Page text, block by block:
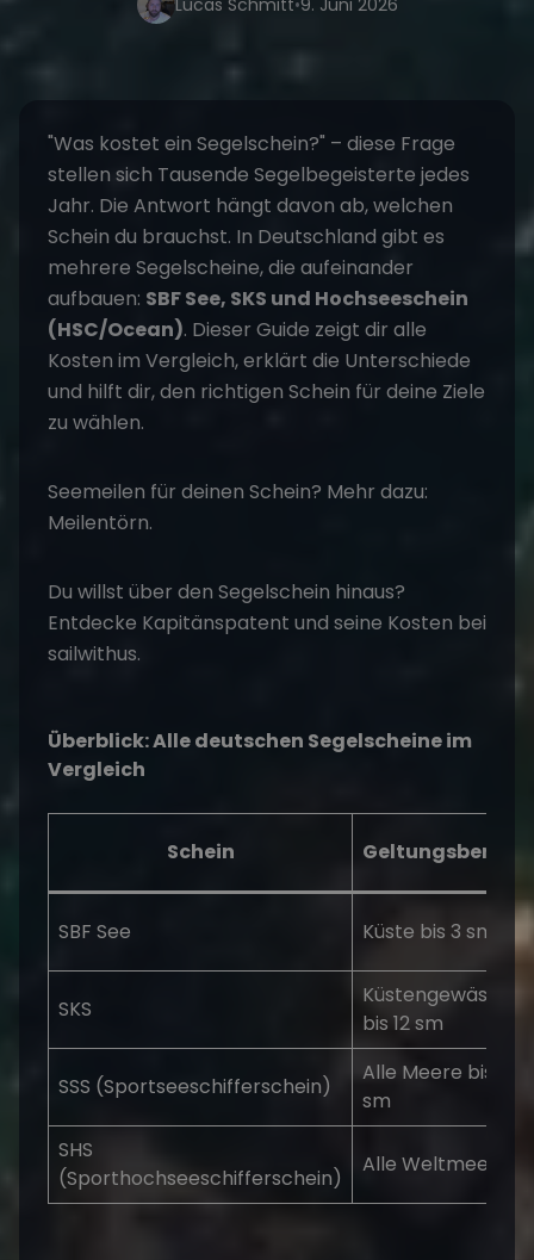
Lucas Schmitt•9. Juni 2026
"Was kostet ein Segelschein?" – diese Frage
stellen sich Tausende Segelbegeisterte jedes
Jahr. Die Antwort hängt davon ab, welchen
Schein du brauchst. In Deutschland gibt es
mehrere Segelscheine, die aufeinander
aufbauen: SBF See, SKS und Hochseeschein
(HSC/Ocean). Dieser Guide zeigt dir alle
Kosten im Vergleich, erklärt die Unterschiede
und hilft dir, den richtigen Schein für deine Ziele
zu wählen.
Seemeilen für deinen Schein? Mehr dazu:
Meilentörn.
Du willst über den Segelschein hinaus?
Entdecke Kapitänspatent und seine Kosten bei
sailwithus.
Überblick: Alle deutschen Segelscheine im
Vergleich
Schein Geltungsbereich
SBF See Küste bis 3 sm
SKS
Küstengewässer
bis 12 sm
SSS (Sportseeschifferschein)
Alle Meere bis 200
sm
SHS
(Sporthochseeschifferschein)
Alle Weltmeere